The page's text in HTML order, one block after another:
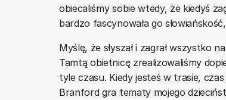
obiecaliśmy sobie wtedy, że kiedyś
bardzo fascynowała go
Myślę, że słyszał i zagrał wszystko
Tamtą obietnicę zrealizowaliśmy
tyle czasu. Kiedy jesteś w trasie, czas
Branford gra tematy mojego